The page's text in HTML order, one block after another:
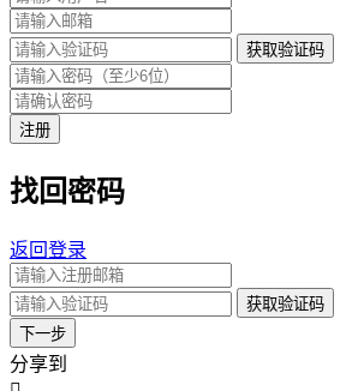
获取验证码
注册
找回密码
返回登录
获取验证码
下一步
分享到